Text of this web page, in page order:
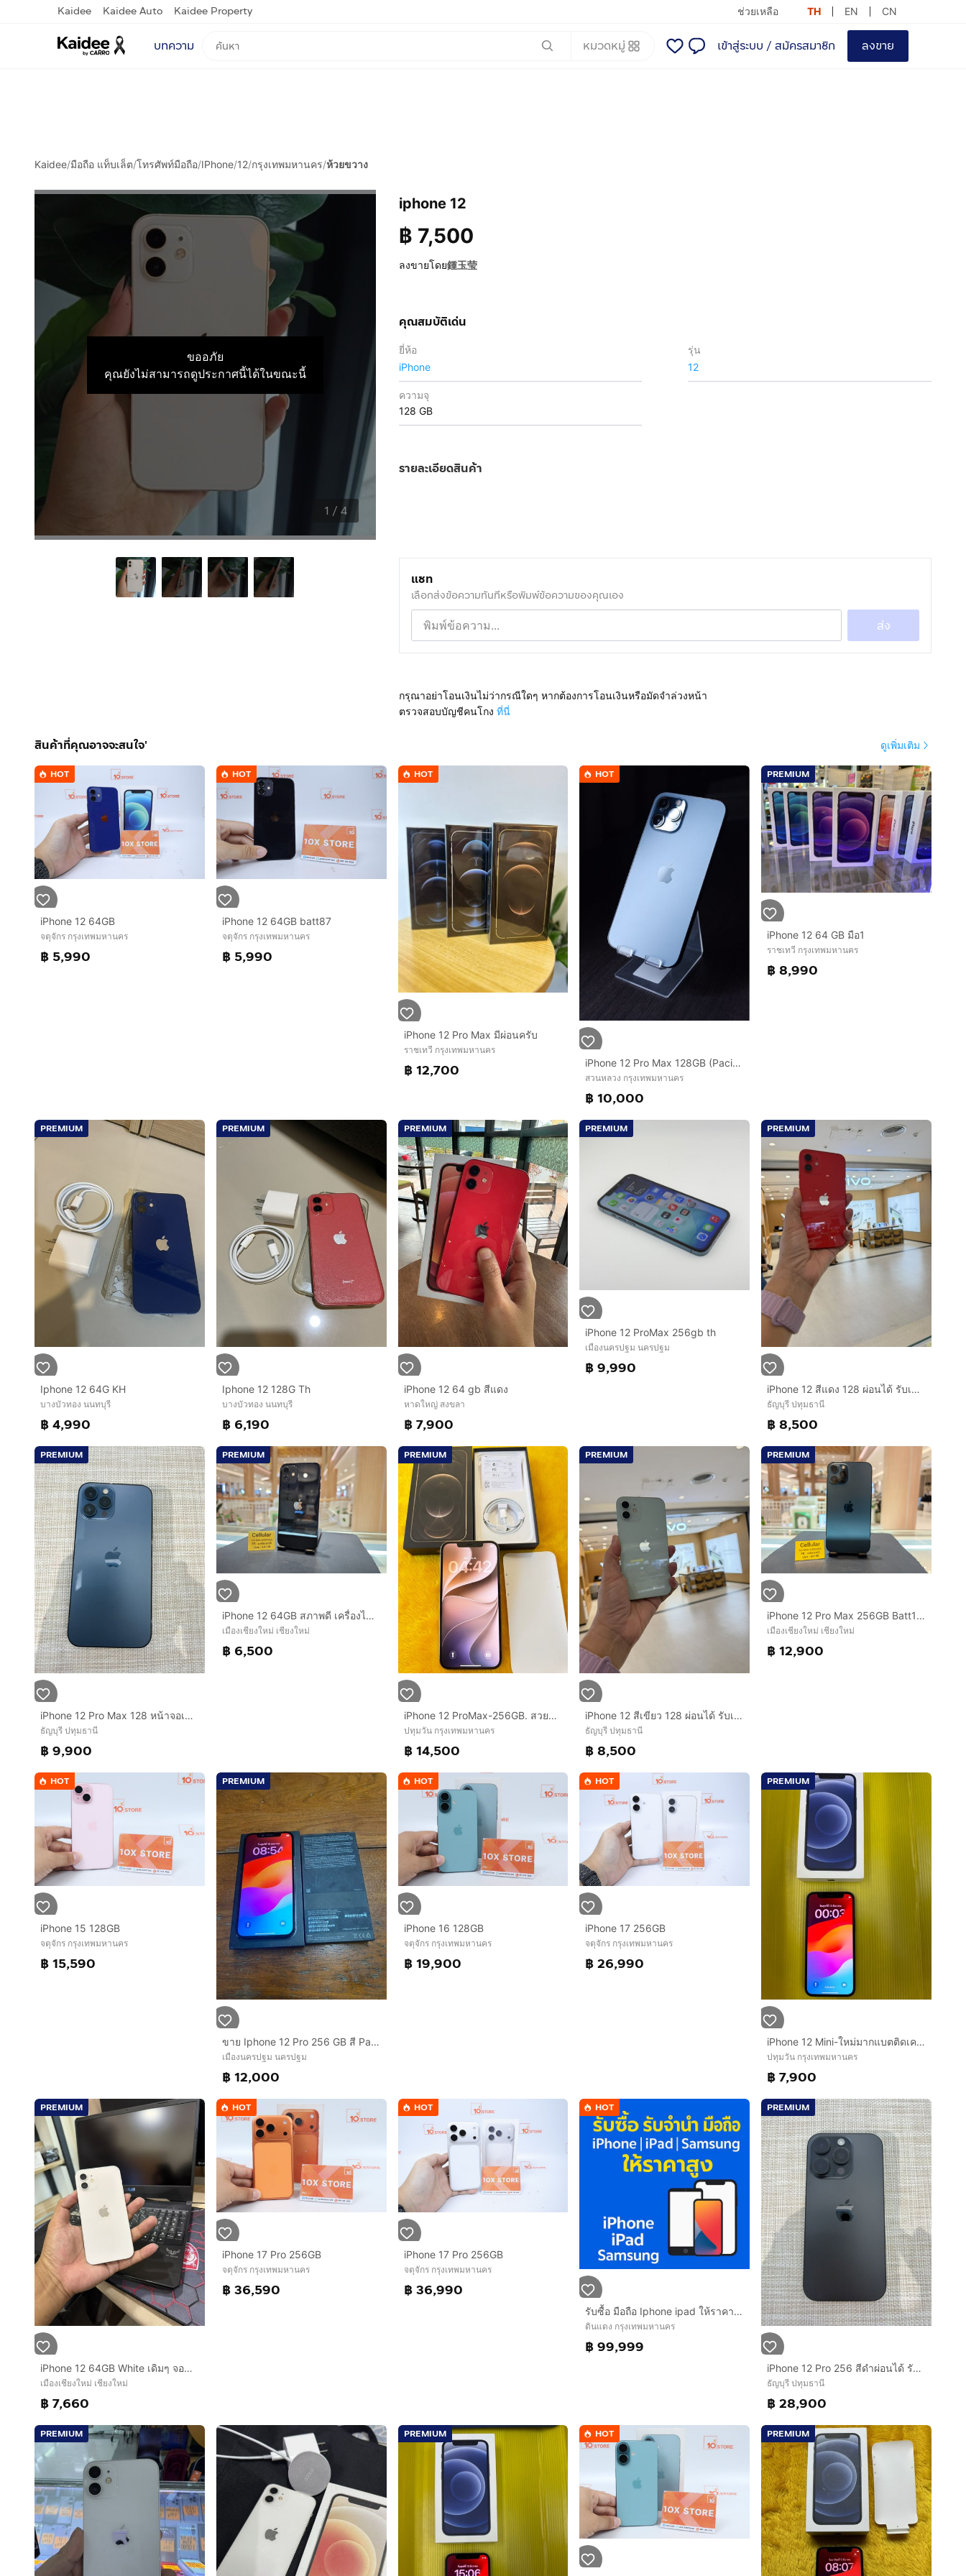
Kaidee Kaidee Auto Kaidee Property ช่วยเหลือ TH EN CN
บทความ หมวดหมู่ เข้าสู่ระบบ / สมัครสมาชิก ลงขาย
Kaidee/มือถือ แท็บเล็ต/โทรศัพท์มือถือ/IPhone/12/กรุงเทพมหานคร/ห้วยขวาง
ขออภัย
คุณยังไม่สามารถดูประกาศนี้ได้ในขณะนี้
1 / 4
iphone 12
฿ 7,500
ลงขายโดย鍾玉莹
คุณสมบัติเด่น
ยี่ห้อ
iPhone
รุ่น
12
ความจุ
128 GB
รายละเอียดสินค้า
แชท
เลือกส่งข้อความทันทีหรือพิมพ์ข้อความของคุณเอง
ส่ง
กรุณาอย่าโอนเงินไม่ว่ากรณีใดๆ หากต้องการโอนเงินหรือมัดจำล่วงหน้า
ตรวจสอบบัญชีคนโกง ที่นี่
สินค้าที่คุณอาจจะสนใจ' ดูเพิ่มเติม
HOT
iPhone 12 64GB
จตุจักร กรุงเทพมหานคร
฿ 5,990
HOT
iPhone 12 64GB batt87
จตุจักร กรุงเทพมหานคร
฿ 5,990
HOT
iPhone 12 Pro Max มีผ่อนครับ
ราชเทวี กรุงเทพมหานคร
฿ 12,700
HOT
iPhone 12 Pro Max 128GB (Pacific Blue)
สวนหลวง กรุงเทพมหานคร
฿ 10,000
PREMIUM
iPhone 12 64 GB มือ1
ราชเทวี กรุงเทพมหานคร
฿ 8,990
PREMIUM
Iphone 12 64G KH
บางบัวทอง นนทบุรี
฿ 4,990
PREMIUM
Iphone 12 128G Th
บางบัวทอง นนทบุรี
฿ 6,190
PREMIUM
iPhone 12 64 gb สีแดง
หาดใหญ่ สงขลา
฿ 7,900
PREMIUM
iPhone 12 ProMax 256gb th
เมืองนครปฐม นครปฐม
฿ 9,990
PREMIUM
iPhone 12 สีแดง 128 ผ่อนได้ รับเทิร์น
ธัญบุรี ปทุมธานี
฿ 8,500
PREMIUM
iPhone 12 Pro Max 128 หน้าจอเปลี่ยนแล้ว
ธัญบุรี ปทุมธานี
฿ 9,900
PREMIUM
iPhone 12 64GB สภาพดี เครื่องไทย Batt100
เมืองเชียงใหม่ เชียงใหม่
฿ 6,500
PREMIUM
iPhone 12 ProMax-256GB. สวยจัดเลยตัวนี้
ปทุมวัน กรุงเทพมหานคร
฿ 14,500
PREMIUM
iPhone 12 สีเขียว 128 ผ่อนได้ รับเทิร์น
ธัญบุรี ปทุมธานี
฿ 8,500
PREMIUM
iPhone 12 Pro Max 256GB Batt100 สภาพสวยมาก เครื่องไทย
เมืองเชียงใหม่ เชียงใหม่
฿ 12,900
HOT
iPhone 15 128GB
จตุจักร กรุงเทพมหานคร
฿ 15,590
PREMIUM
ขาย Iphone 12 Pro 256 GB สี Pacific Blue สภาพดี 💙
เมืองนครปฐม นครปฐม
฿ 12,000
HOT
iPhone 16 128GB
จตุจักร กรุงเทพมหานคร
฿ 19,900
HOT
iPhone 17 256GB
จตุจักร กรุงเทพมหานคร
฿ 26,990
PREMIUM
iPhone 12 Mini-ใหม่มากแบตติดเครื่องมา99%
ปทุมวัน กรุงเทพมหานคร
฿ 7,900
PREMIUM
iPhone 12 64GB White เดิมๆ จอปท้ลื่น ใช้งานลื่น สอบถามได้คัฟ
เมืองเชียงใหม่ เชียงใหม่
฿ 7,660
HOT
iPhone 17 Pro 256GB
จตุจักร กรุงเทพมหานคร
฿ 36,590
HOT
iPhone 17 Pro 256GB
จตุจักร กรุงเทพมหานคร
฿ 36,990
HOT
รับซื้อ มือถือ Iphone ipad ให้ราคาสูง
ดินแดง กรุงเทพมหานคร
฿ 99,999
PREMIUM
iPhone 12 Pro 256 สีดำผ่อนได้ รับเทิร์น
ธัญบุรี ปทุมธานี
฿ 28,900
PREMIUM PREMIUM HOT PREMIUM